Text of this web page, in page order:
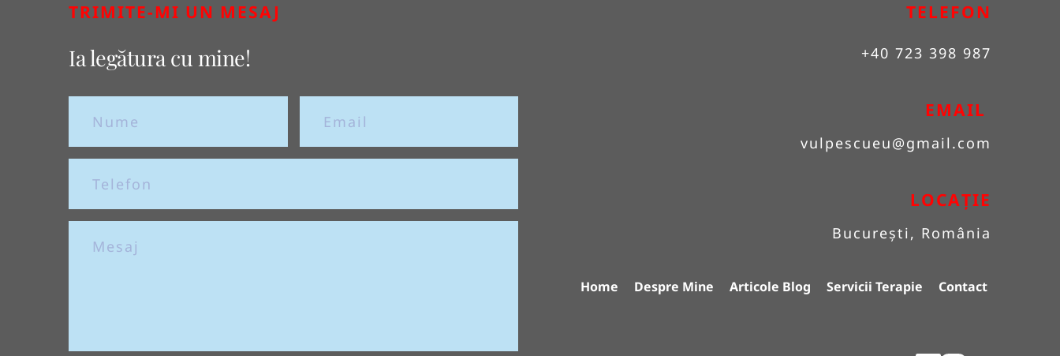
TRIMITE-MI UN MESAJ
Ia legătura cu mine!
TELEFON
+40 723 398 987
EMAIL
vulpescueu@gmail.com
LOCAȚIE
București, România
Home Despre Mine Articole Blog Servicii Terapie Contact